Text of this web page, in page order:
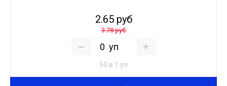
2.65 руб
3.78 руб
уп
50 в 1 уп